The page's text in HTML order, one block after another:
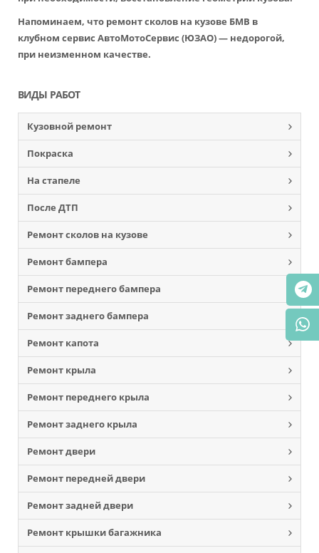
Напоминаем, что ремонт сколов на кузове БМВ в
клубном сервис АвтоМотоСервис (ЮЗАО) — недорогой,
при неизменном качестве.
ВИДЫ РАБОТ
Кузовной ремонт
Покраска
На стапеле
После ДТП
Ремонт сколов на кузове
Ремонт бампера
Ремонт переднего бампера
Ремонт заднего бампера
Ремонт капота
Ремонт крыла
Ремонт переднего крыла
Ремонт заднего крыла
Ремонт двери
Ремонт передней двери
Ремонт задней двери
Ремонт крышки багажника